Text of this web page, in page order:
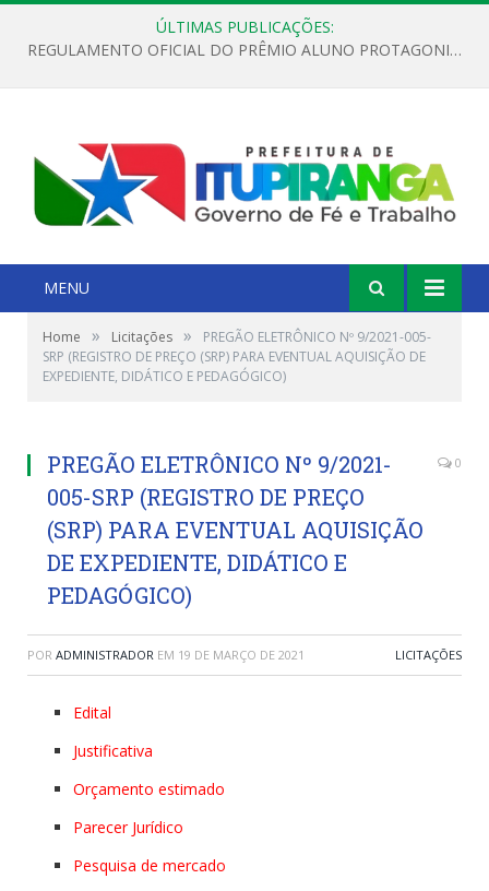
ÚLTIMAS PUBLICAÇÕES:
REGULAMENTO OFICIAL DO PRÊMIO ALUNO PROTAGONISTA – EDIÇÃO 2026
MENU
Home » Licitações »
PREGÃO ELETRÔNICO Nº 9/2021-005-
SRP (REGISTRO DE PREÇO (SRP) PARA EVENTUAL AQUISIÇÃO DE
EXPEDIENTE, DIDÁTICO E PEDAGÓGICO)
PREGÃO ELETRÔNICO Nº 9/2021-
005-SRP (REGISTRO DE PREÇO
(SRP) PARA EVENTUAL AQUISIÇÃO
DE EXPEDIENTE, DIDÁTICO E
PEDAGÓGICO)
0
POR ADMINISTRADOR EM 19 DE MARÇO DE 2021 LICITAÇÕES
Edital
Justificativa
Orçamento estimado
Parecer Jurídico
Pesquisa de mercado